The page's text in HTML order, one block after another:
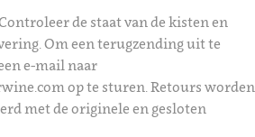
de staat van de kisten en
Om een terugzending uit te
e-mail naar
op te sturen. Retours worden
met de originele en gesloten